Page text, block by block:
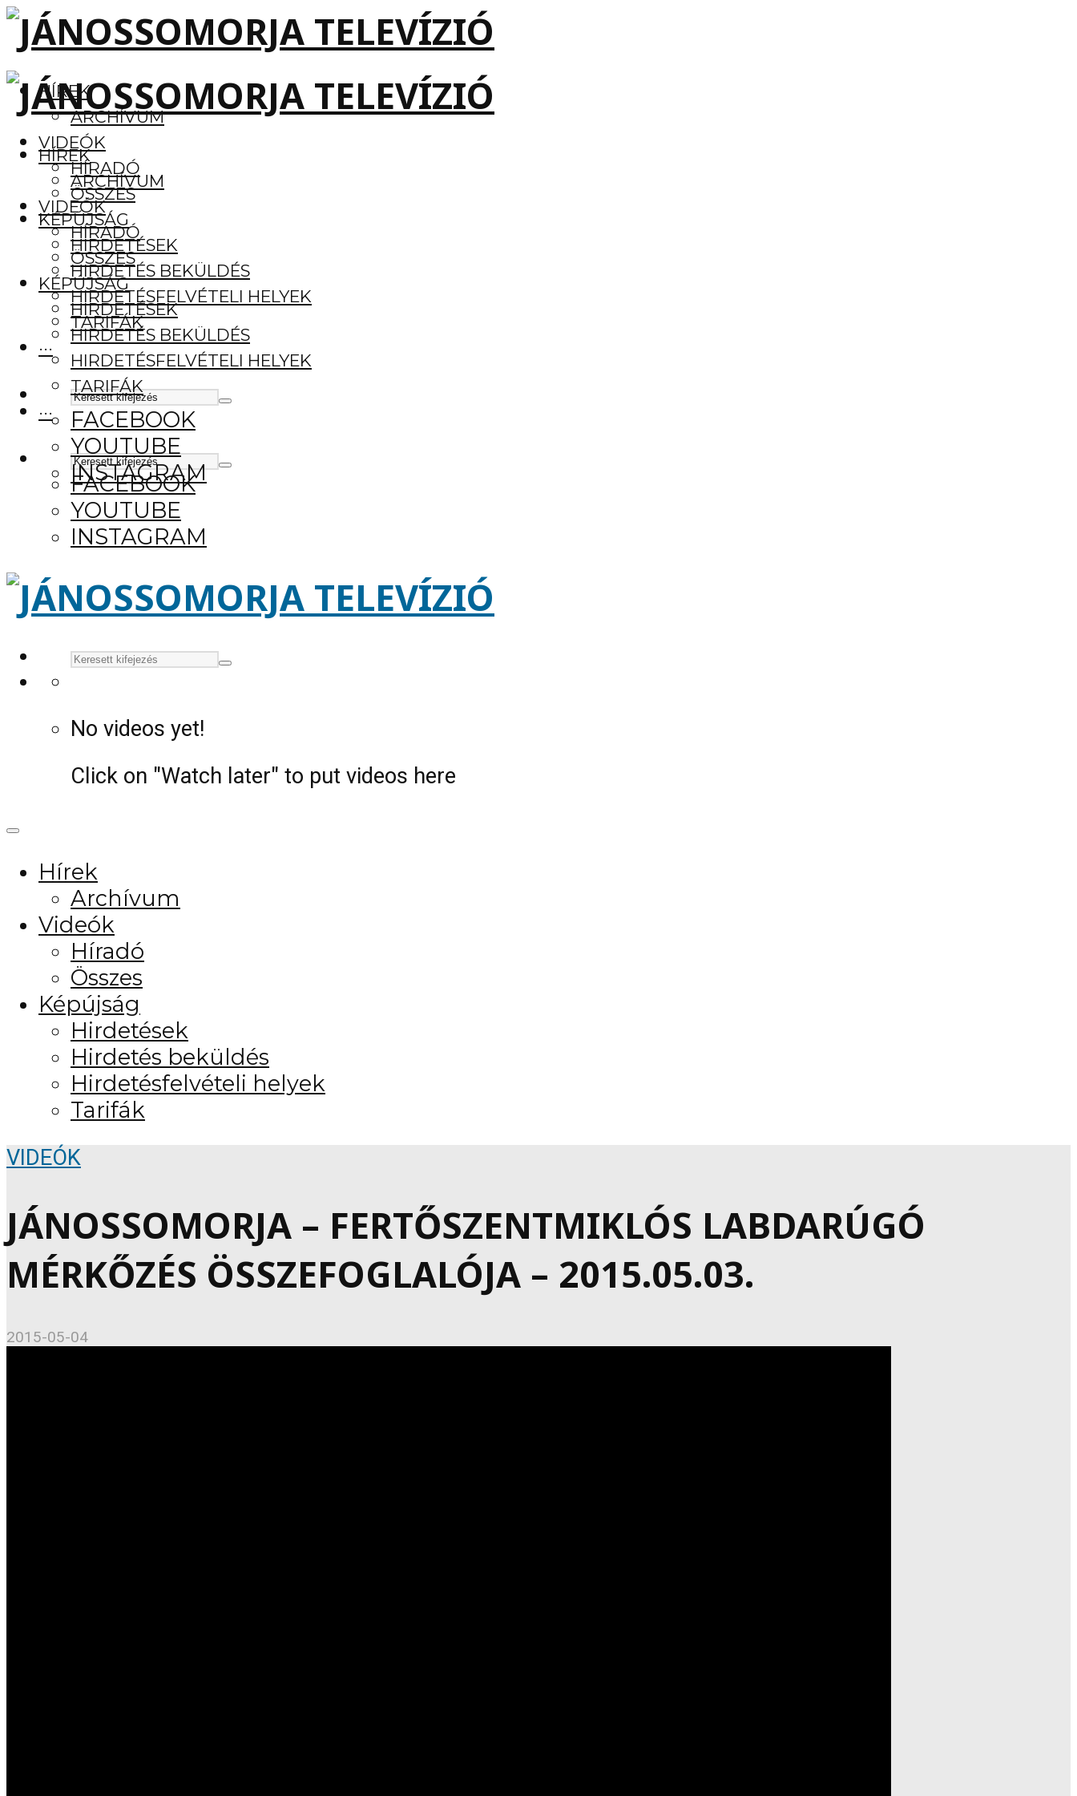
HÍREK
ARCHÍVUM
VIDEÓK
HÍRADÓ
ÖSSZES
KÉPÚJSÁG
HIRDETÉSEK
HIRDETÉS BEKÜLDÉS
HIRDETÉSFELVÉTELI HELYEK
TARIFÁK
···
FACEBOOK
YOUTUBE
INSTAGRAM
HÍREK
ARCHÍVUM
VIDEÓK
HÍRADÓ
ÖSSZES
KÉPÚJSÁG
HIRDETÉSEK
HIRDETÉS BEKÜLDÉS
HIRDETÉSFELVÉTELI HELYEK
TARIFÁK
···
FACEBOOK
YOUTUBE
INSTAGRAM
No videos yet!
Click on "Watch later" to put videos here
Hírek
Archívum
Videók
Híradó
Összes
Képújság
Hirdetések
Hirdetés beküldés
Hirdetésfelvételi helyek
Tarifák
VIDEÓK
JÁNOSSOMORJA – FERTŐSZENTMIKLÓS LABDARÚGÓ
MÉRKŐZÉS ÖSSZEFOGLALÓJA – 2015.05.03.
2015-05-04